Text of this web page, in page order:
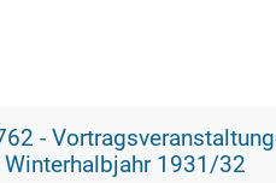
1931/32